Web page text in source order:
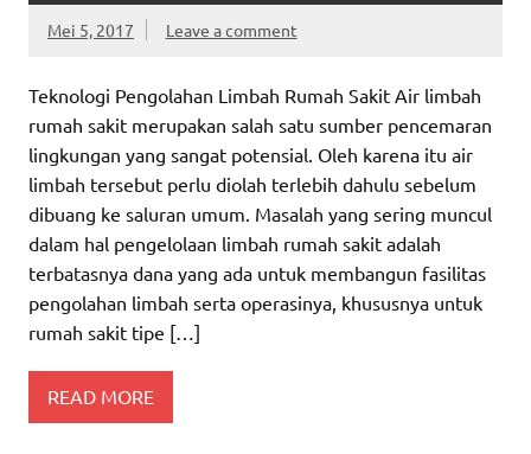
Mei 5, 2017 Leave a comment
Teknologi Pengolahan Limbah Rumah Sakit Air limbah
rumah sakit merupakan salah satu sumber pencemaran
lingkungan yang sangat potensial. Oleh karena itu air
limbah tersebut perlu diolah terlebih dahulu sebelum
dibuang ke saluran umum. Masalah yang sering muncul
dalam hal pengelolaan limbah rumah sakit adalah
terbatasnya dana yang ada untuk membangun fasilitas
pengolahan limbah serta operasinya, khususnya untuk
rumah sakit tipe […]
READ MORE